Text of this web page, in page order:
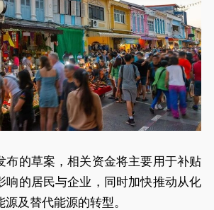
布的草案，相关资金将主要用于补贴
响的居民与企业，同时加快推动从化
及替代能源的转型。